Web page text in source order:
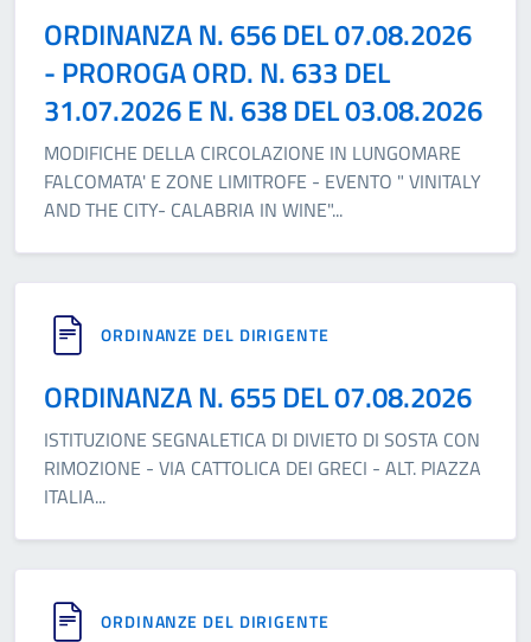
ORDINANZA N. 656 DEL 07.08.2026
- PROROGA ORD. N. 633 DEL
31.07.2026 E N. 638 DEL 03.08.2026
MODIFICHE DELLA CIRCOLAZIONE IN LUNGOMARE
FALCOMATA' E ZONE LIMITROFE - EVENTO " VINITALY
AND THE CITY- CALABRIA IN WINE"...
ORDINANZE DEL DIRIGENTE
ORDINANZA N. 655 DEL 07.08.2026
ISTITUZIONE SEGNALETICA DI DIVIETO DI SOSTA CON
RIMOZIONE - VIA CATTOLICA DEI GRECI - ALT. PIAZZA
ITALIA...
ORDINANZE DEL DIRIGENTE